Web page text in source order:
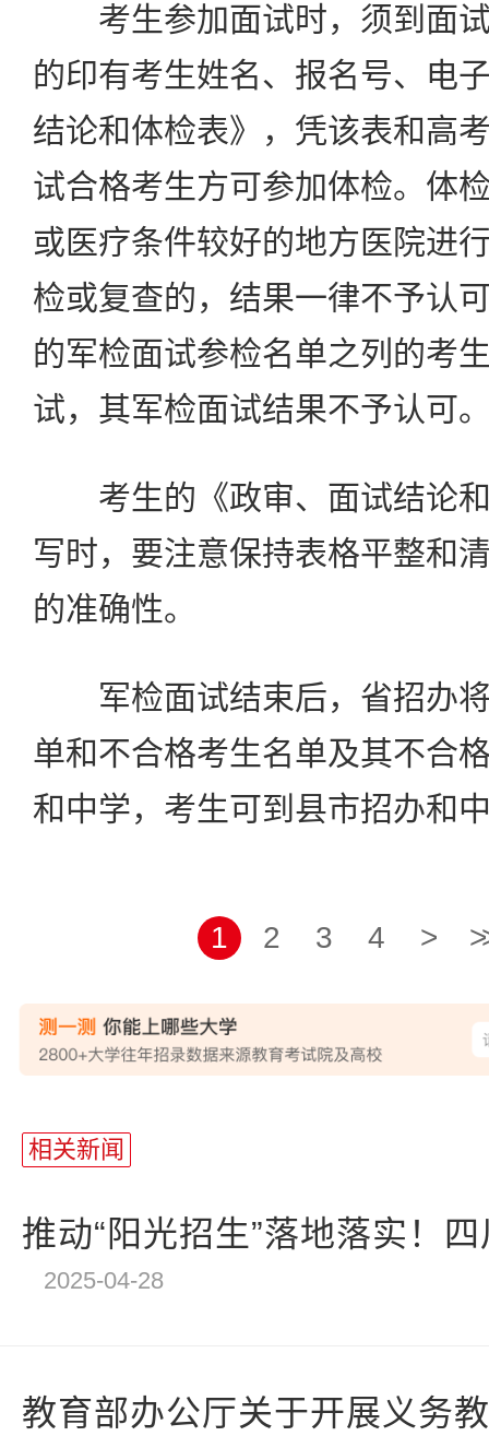
考生参加面试时，须到面试
的印有考生姓名、报名号、电
结论和体检表》，凭该表和高
试合格考生方可参加体检。体
或医疗条件较好的地方医院进
检或复查的，结果一律不予认
的军检面试参检名单之列的考
试，其军检面试结果不予认可
考生的《政审、面试结论和
写时，要注意保持表格平整和
的准确性。
军检面试结束后，省招办将
单和不合格考生名单及其不合
和中学，考生可到县市招办和
1 2 3 4 >
相关新闻
推动“阳光招生”落地落实！
2025-04-28
教育部办公厅关于开展义务